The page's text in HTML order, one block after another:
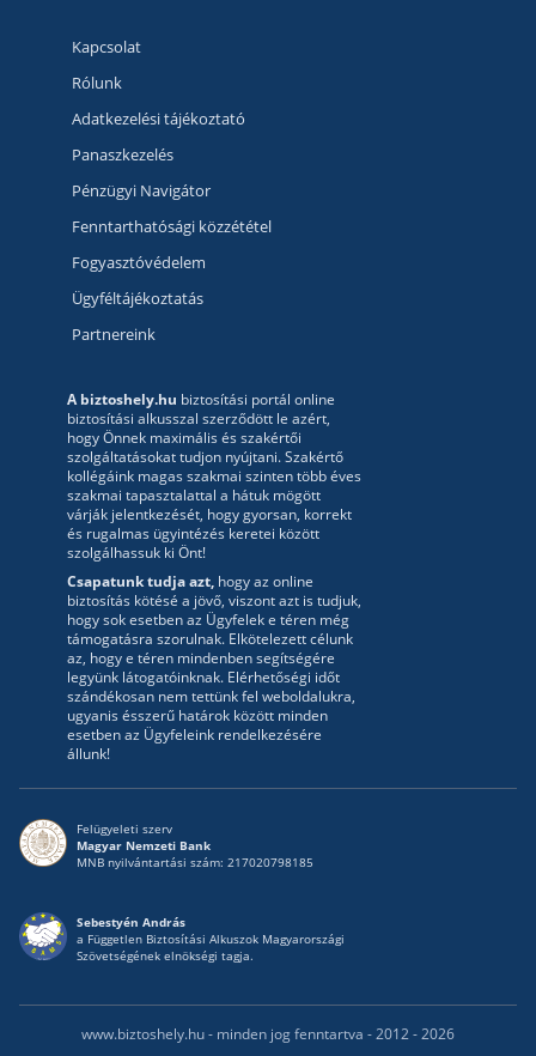
Kapcsolat
Rólunk
Adatkezelési tájékoztató
Panaszkezelés
Pénzügyi Navigátor
Fenntarthatósági közzététel
Fogyasztóvédelem
Ügyféltájékoztatás
Partnereink
A biztoshely.hu biztosítási portál online
biztosítási alkusszal szerződött le azért,
hogy Önnek maximális és szakértői
szolgáltatásokat tudjon nyújtani. Szakértő
kollégáink magas szakmai szinten több éves
szakmai tapasztalattal a hátuk mögött
várják jelentkezését, hogy gyorsan, korrekt
és rugalmas ügyintézés keretei között
szolgálhassuk ki Önt!
Csapatunk tudja azt, hogy az online
biztosítás kötésé a jövő, viszont azt is tudjuk,
hogy sok esetben az Ügyfelek e téren még
támogatásra szorulnak. Elkötelezett célunk
az, hogy e téren mindenben segítségére
legyünk látogatóinknak. Elérhetőségi időt
szándékosan nem tettünk fel weboldalukra,
ugyanis ésszerű határok között minden
esetben az Ügyfeleink rendelkezésére
állunk!
Felügyeleti szerv
Magyar Nemzeti Bank
MNB nyilvántartási szám: 217020798185
Sebestyén András
a Független Biztosítási Alkuszok Magyarországi
Szövetségének elnökségi tagja.
www.biztoshely.hu - minden jog fenntartva - 2012 - 2026